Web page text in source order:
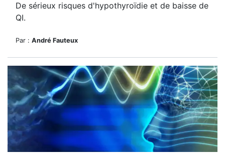
De sérieux risques d'hypothyroïdie et de baisse de
QI.
Par : André Fauteux